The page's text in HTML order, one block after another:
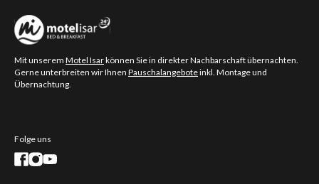
Mit unserem Motel Isarkönnen Sie in direkter Nachbarschaft übernachten.
Gerne unterbreiten wir Ihnen Pauschalangeboteinkl. Montage und
Übernachtung.
Folge uns